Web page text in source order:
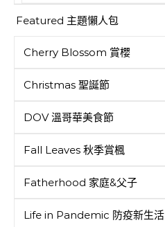
Featured 主題懶人包
Cherry Blossom 賞櫻
Christmas 聖誕節
DOV 溫哥華美食節
Fall Leaves 秋季賞楓
Fatherhood 家庭&父子
Life in Pandemic 防疫新生活